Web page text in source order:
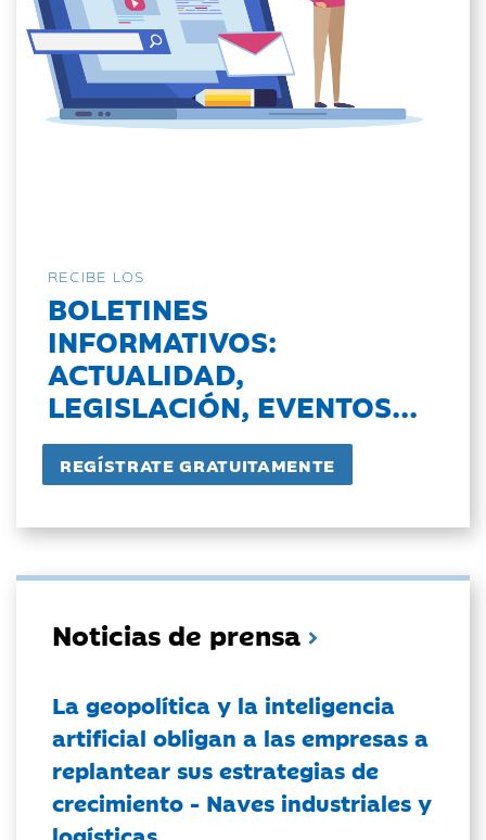
RECIBE LOS
BOLETINES
INFORMATIVOS:
ACTUALIDAD,
LEGISLACIÓN, EVENTOS...
Noticias de prensa
La geopolítica y la inteligencia
artificial obligan a las empresas a
replantear sus estrategias de
crecimiento - Naves industriales y